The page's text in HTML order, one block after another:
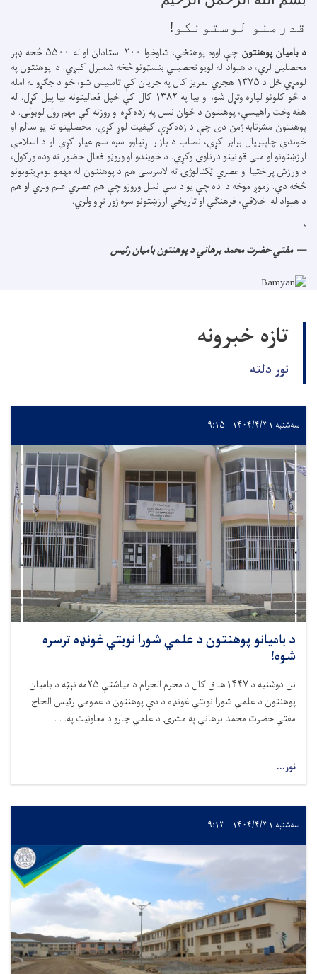
قدرمنو لوستونکو!
د بامیان پوهنتون
چې اووه پوهنځي، شاوخوا ۲۰۰ استادان او له ۵۵۰۰ څخه ډېر
محصلین لري، د هېواد له لویو تحصیلي بنسټونو څخه شمېرل کېږي. دا پوهنتون په
لومړي ځل د ۱۳۷۵ هجري لمریز کال په جریان کې تاسیس شو، خو د جګړو له امله
د څو کلونو لپاره وتړل شو، او بیا په ۱۳۸۲ کال کې خپل فعالیتونه بیا پیل کړل. له
هغه وخت راهیسې، پوهنتون د ځوان نسل په زده‌کړه او روزنه کې مهم رول لوبولی. د
پوهنتون مشرتابه ژمن دی چې د زده‌کړې کیفیت لوړ کړي، محصلینو ته یو سالم او
خوندي چاپېریال برابر کړي، نصاب د بازار اړتیاوو سره سم عیار کړي او د اسلامي
ارزښتونو او ملي قوانینو درناوی وکړي. د خویندو او وروڼو فعال حضور ته وده ورکول،
د ورزش پراختیا او عصري ټکنالوژۍ ته لاسرسی هم د پوهنتون له مهمو لومړیتوبونو
څخه دي. زموږ موخه دا ده چې یو داسې نسل وروزو چې هم عصري علم ولري او هم
د هېواد له اخلاقي، فرهنګي او تاریخي ارزښتونو سره ژور تړاو ولري.
،
مفتي حضرت محمد برهاني د پوهنتون بامیان رئیس
تازه خبرونه
نور دلته
سه‌شنبه ۱۴۰۴/۴/۳۱ - ۹:۱۵
د باميانو پوهنتون د علمي شورا نوبتي غونډه ترسره
شوه!
نن دوشنبه د ۱۴۴۷هـ ق کال د محرم الحرام د مياشتې ۲۵مه نېټه د باميان
پوهنتون د علمي شورا نوبتي غونډه د دې پوهنتون د عمومي رئیس الحاج
مفتي حضرت محمد برهاني په مشرۍ د علمي چارو د معاونيت په. . .
نور...
سه‌شنبه ۱۴۰۴/۴/۳۱ - ۹:۱۳